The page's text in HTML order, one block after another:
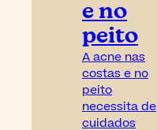
e no
peito
A acne nas
costas e no
peito
necessita de
cuidados